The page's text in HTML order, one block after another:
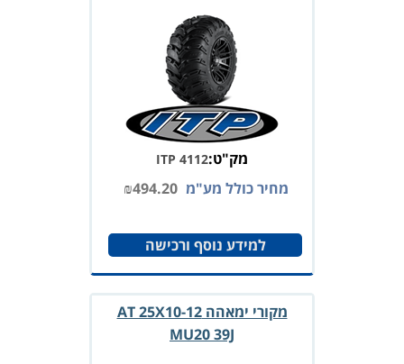
מק"ט:ITP 4112
מחיר כולל מע"מ ₪494.20
למידע נוסף ורכישה
מקורי ימאהה AT 25X10-12
MU20 39J